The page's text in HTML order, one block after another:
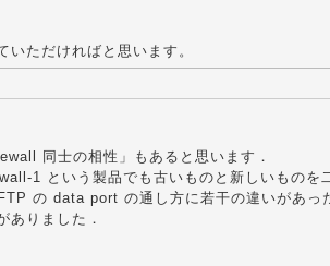
ただければと思います。
同士の相性」もあると思います．
1 という製品でも古いものと新しいものを
の data port の通し方に若干の違いがあっ
ありました．